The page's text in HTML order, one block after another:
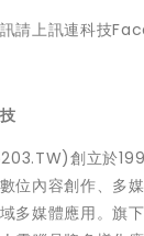
請上訊連科技
創立於
位內容創作、多
多媒體應用。旗